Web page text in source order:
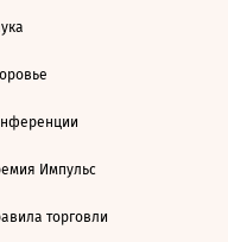
Импульс
торговли